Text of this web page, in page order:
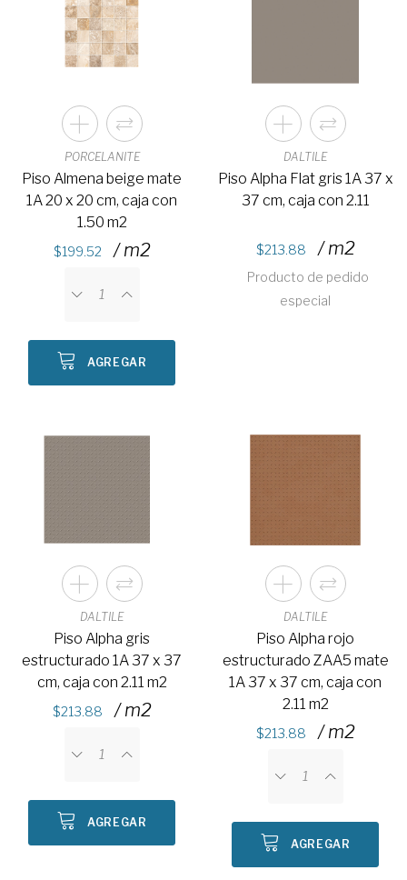
PORCELANITE
Piso Almena beige mate
1A 20 x 20 cm, caja con
1.50 m2
199.52 / m2
AGREGAR
DALTILE
Piso Alpha Flat gris 1A 37 x
37 cm, caja con 2.11
213.88 / m2
Producto de pedido
especial
DALTILE
Piso Alpha gris
estructurado 1A 37 x 37
cm, caja con 2.11 m2
213.88 / m2
AGREGAR
DALTILE
Piso Alpha rojo
estructurado ZAA5 mate
1A 37 x 37 cm, caja con
2.11 m2
213.88 / m2
AGREGAR